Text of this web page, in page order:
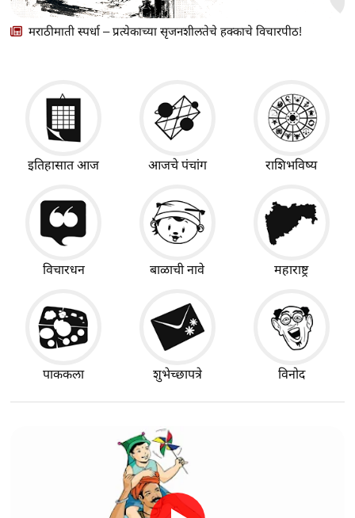
मराठीमाती स्पर्धा – प्रत्येकाच्या सृजनशीलतेचे हक्काचे विचारपीठ!
इतिहासात आज आजचे पंचांग राशिभविष्य
विचारधन बाळाची नावे महाराष्ट्र
पाककला शुभेच्छापत्रे विनोद